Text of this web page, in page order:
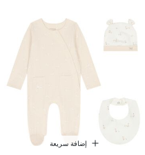
إضافة سريعة